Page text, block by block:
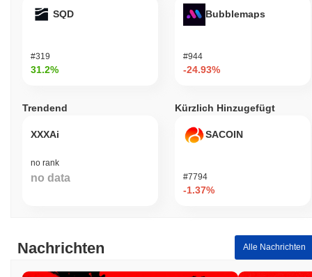
SQD
#319
31.2%
Bubblemaps
#944
-24.93%
Trendend
XXXAi
no rank
no data
Kürzlich Hinzugefügt
SACOIN
#7794
-1.37%
Nachrichten Alle Nachrichten